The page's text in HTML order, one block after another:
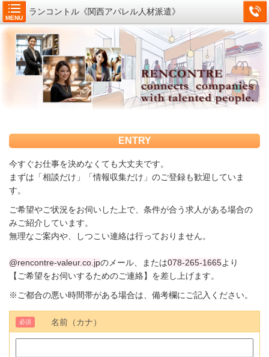
MENU
ランコントル《関西アパレル人材派遣》
ENTRY
今すぐお仕事を決めなくても大丈夫です。
まずは「相談だけ」「情報収集だけ」のご登録も歓迎していま
す。
ご希望やご状況をお伺いした上で、条件が合う求人がある場合の
みご紹介しています。
無理なご案内や、しつこい連絡は行っておりません。
@rencontre-valeur.co.jpのメール、または078-265-1665より
【ご希望をお伺いするためのご連絡】を差し上げます。
※ご都合の悪い時間帯がある場合は、備考欄にご記入ください。
名前（カナ）
必須